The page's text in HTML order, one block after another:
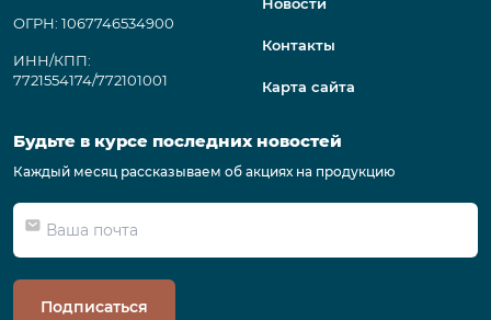
ОГРН: 1067746534900
ИНН/КПП:
7721554174/772101001
Новости
Контакты
Карта сайта
Будьте в курсе последних новостей
Каждый месяц рассказываем об акциях на продукцию
Подписаться